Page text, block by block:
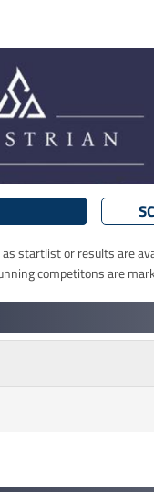
startlist or results are
competitons are